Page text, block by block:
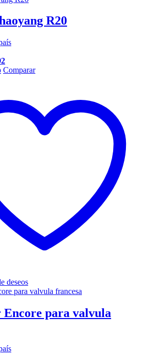
R20
Comparar
deseos
Encore para valvula